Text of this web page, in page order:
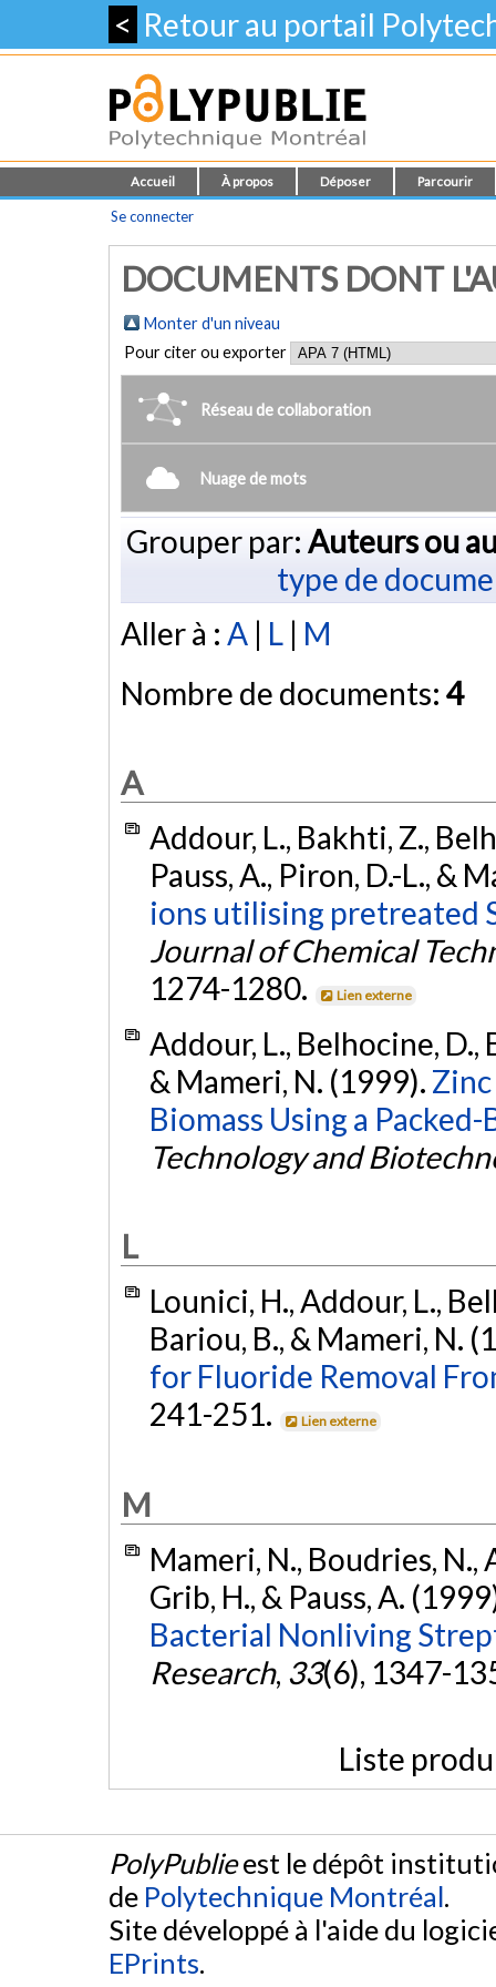
< Retour au portail
Accueil À propos Déposer Parcourir
Se connecter
DOCUMENTS DONT
Monter d'un niveau
Pour citer ou exporter
Réseau de collaboration
Nuage de mots
Grouper par: Auteurs ou
type de
Aller à : A | L | M
Nombre de documents: 4
A
Addour, L., Bakhti, Z.,
Pauss, A., Piron, D.-L., &
ions utilising pretreated
Journal of Chemical
1274-1280.
Lien externe
Addour, L., Belhocine, D.,
& Mameri, N. (1999).
Biomass Using a
Technology and
L
Lounici, H., Addour, L.,
Bariou, B., & Mameri, N.
for Fluoride Removal
241-251.
Lien externe
M
Mameri, N., Boudries, N.,
Grib, H., & Pauss, A.
Bacterial Nonliving
Research, 33(6), 1347-
Liste
PolyPublieest le dépôt
de Polytechnique Montréal.
Site développé à l'aide du
EPrints.